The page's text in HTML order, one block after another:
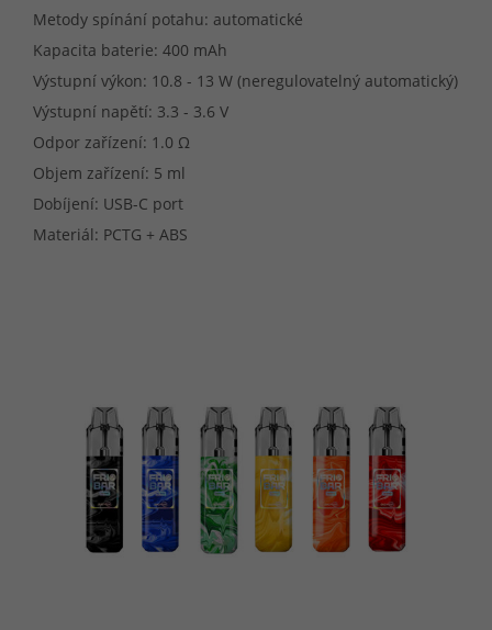
Metody spínání potahu: automatické
Kapacita baterie: 400 mAh
Výstupní výkon: 10.8 - 13 W (neregulovatelný automatický)
Výstupní napětí: 3.3 - 3.6 V
Odpor zařízení: 1.0 Ω
Objem zařízení: 5 ml
Dobíjení: USB-C port
Materiál: PCTG + ABS